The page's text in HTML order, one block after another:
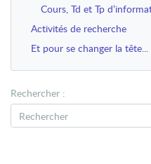
Cours, Td et Tp
Activités de recherche
Et pour se changer la tête...
Rechercher :